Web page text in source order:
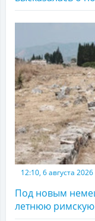
12:10, 6 августа 2026
Под новым
летнюю римскую